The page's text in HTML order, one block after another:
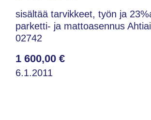
sisältää tarvikkeet, työn ja
parketti- ja mattoasennus
02742
1 600,00 €
6.1.2011